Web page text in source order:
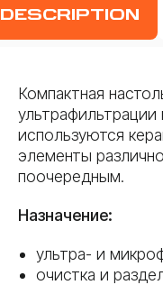
DESCRIPTION
Компактная
используются
элементы
поочередным.
Назначение:
ультра- и
очистка и